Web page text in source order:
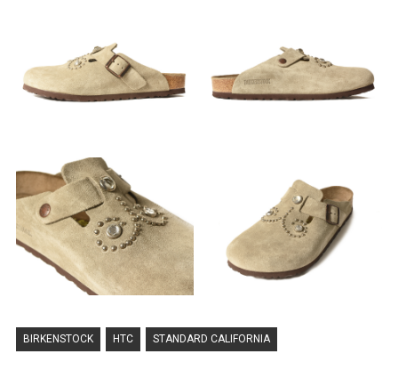
BIRKENSTOCK HTC STANDARD CALIFORNIA